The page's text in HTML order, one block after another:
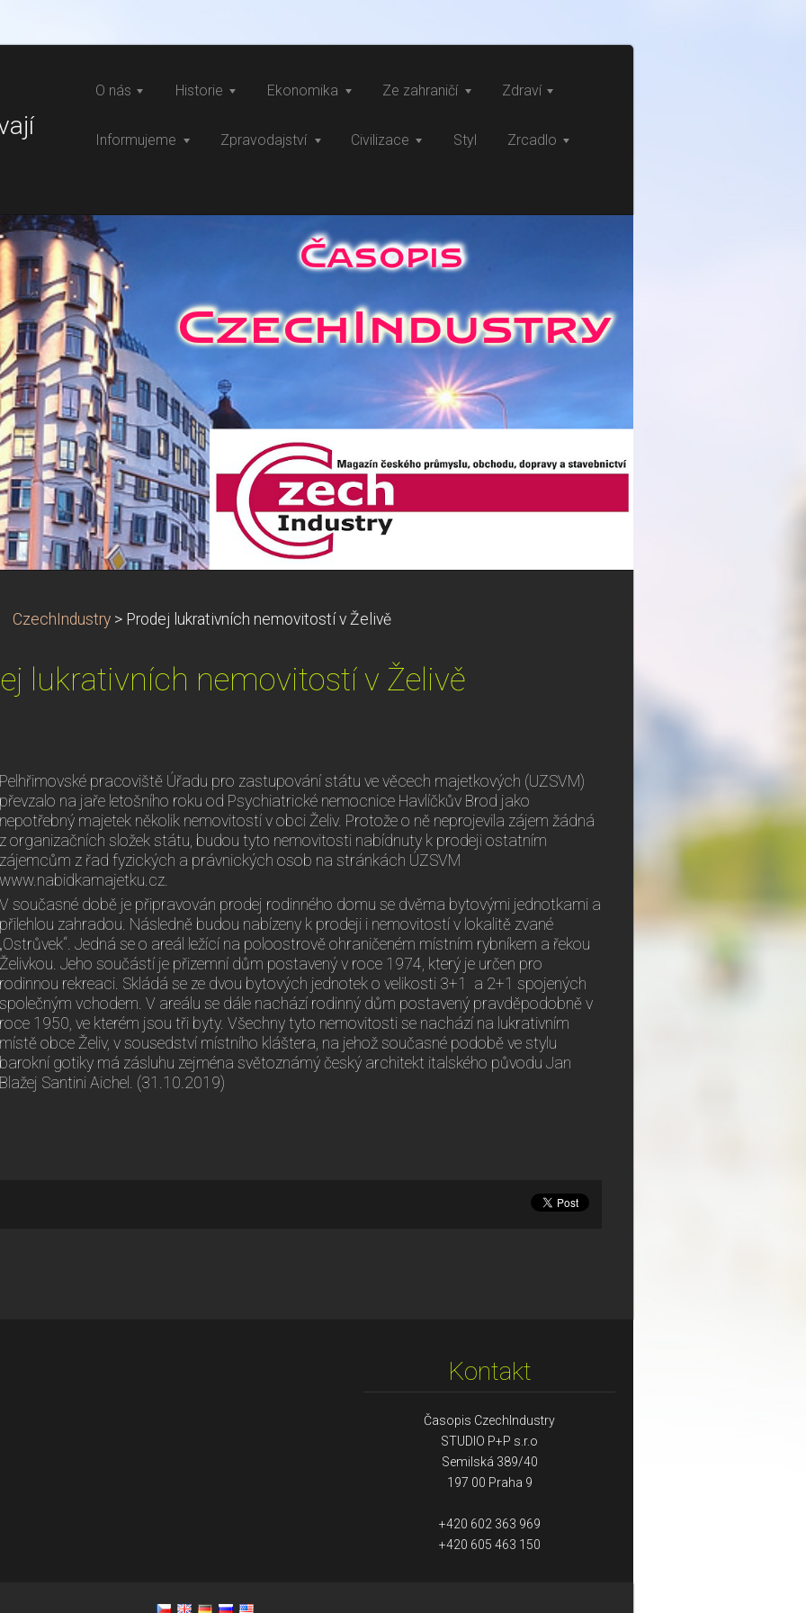
O nás Historie Ekonomika Ze zahraničí Zdraví
Informujeme Zpravodajství Civilizace Styl Zrcadlo
CzechIndustry > Prodej lukrativních nemovitostí v Želivě
lukrativních nemovitostí v Želivě
Pelhřimovské pracoviště Úřadu pro zastupování státu ve věcech majetkových (UZSVM)
převzalo na jaře letošního roku od Psychiatrické nemocnice Havlíčkův Brod jako
nepotřebný majetek několik nemovitostí v obci Želiv. Protože o ně neprojevila zájem žádná
z organizačních složek státu, budou tyto nemovitosti nabídnuty k prodeji ostatním
zájemcům z řad fyzických a právnických osob na stránkách ÚZSVM
www.nabidkamajetku.cz.
​V současné době je připravován prodej rodinného domu se dvěma bytovými jednotkami a
přilehlou zahradou. Následně budou nabízeny k prodeji i nemovitostí v lokalitě zvané
„Ostrůvek“. Jedná se o areál ležící na poloostrově ohraničeném místním rybníkem a řekou
Želivkou. Jeho součástí je přizemní dům postavený v roce 1974, který je určen pro
rodinnou rekreaci. Skládá se ze dvou bytových jednotek o velikosti 3+1 a 2+1 spojených
společným vchodem. V areálu se dále nachází rodinný dům postavený pravděpodobně v
roce 1950, ve kterém jsou tři byty. Všechny tyto nemovitosti se nachází na lukrativním
místě obce Želiv, v sousedství místního kláštera, na jehož současné podobě ve stylu
barokní gotiky má zásluhu zejména světoznámý český architekt italského původu Jan
Blažej Santini Aichel. (31.10.2019)
Kontakt
Časopis CzechIndustry
STUDIO P+P s.r.o
Semilská 389/40
197 00 Praha 9
+420 602 363 969
+420 605 463 150